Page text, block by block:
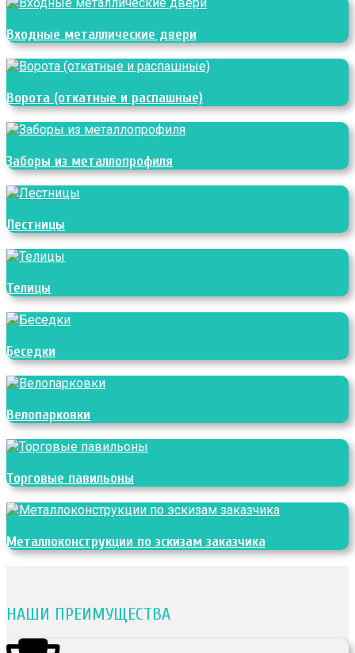
Входные металлические двери
Ворота (откатные и распашные)
Заборы из металлопрофиля
Лестницы
Телицы
Беседки
Велопарковки
Торговые павильоны
Металлоконструкции по эскизам заказчика
НАШИ ПРЕИМУЩЕСТВА